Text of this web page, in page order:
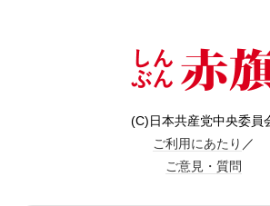
(C)日本共産党中央委員
ご利用にあたり ／
ご意見・質問